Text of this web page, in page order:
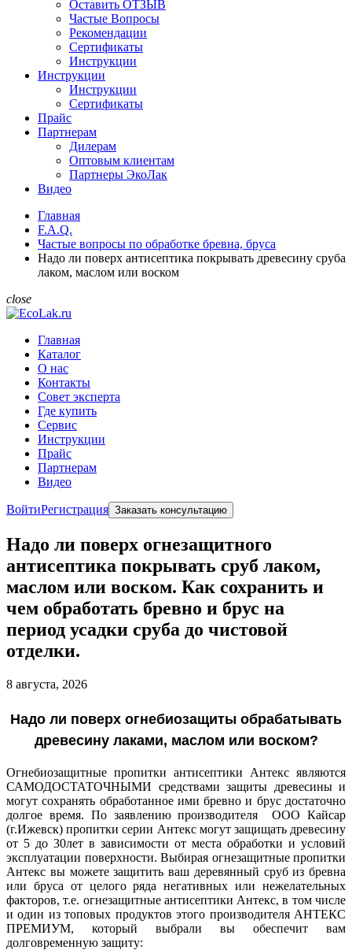
Оставить ОТЗЫВ
Частые Вопросы
Рекомендации
Сертификаты
Инструкции
Инструкции
Инструкции
Сертификаты
Прайс
Партнерам
Дилерам
Оптовым клиентам
Партнеры ЭкоЛак
Видео
Главная
F.A.Q.
Частые вопросы по обработке бревна, бруса
Надо ли поверх антисептика покрывать древесину сруба
лаком, маслом или воском
close
Главная
Каталог
О нас
Контакты
Совет эксперта
Где купить
Сервис
Инструкции
Прайс
Партнерам
Видео
ВойтиРегистрация Заказать консультацию
Надо ли поверх огнезащитного
антисептика покрывать сруб лаком,
маслом или воском. Как сохранить и
чем обработать бревно и брус на
период усадки сруба до чистовой
отделки.
8 августа, 2026
Надо ли поверх огнебиозащиты обрабатывать
древесину лаками, маслом или воском?
Огнебиозащитные пропитки антисептики Антекс являются
САМОДОСТАТОЧНЫМИ средствами защиты древесины и
могут сохранять обработанное ими бревно и брус достаточно
долгое время. По заявлению производителя ООО Кайсар
(г.Ижевск) пропитки серии Антекс могут защищать древесину
от 5 до 30лет в зависимости от места обработки и условий
эксплуатации поверхности. Выбирая огнезащитные пропитки
Антекс вы можете защитить ваш деревянный сруб из бревна
или бруса от целого ряда негативных или нежелательных
факторов, т.е. огнезащитные антисептики Антекс, в том числе
и один из топовых продуктов этого производителя АНТЕКС
ПРЕМИУМ, который выбрали вы обеспечит вам
долговременную защиту: